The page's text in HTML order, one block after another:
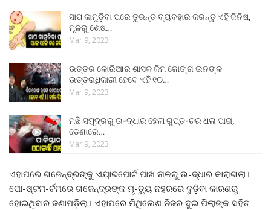
ସାପ କାମୁଡ଼ିବା ପରେ ତୁରନ୍ତ ବ୍ୟବହାର କରନ୍ତୁ ଏହି ଜିନିଷ,
ମୂଳରୁ ଶେଷ…
Mar 9, 2023
ଉତ୍ତର କୋରିଆର ଶାସକ କିମ ଜୋଙ୍ଗ ଉନଙ୍କ
ଉତ୍ତରାଧିକାରୀ ହେବେ ଏହି ୧୦…
Mar 9, 2023
ମଝି ସମୁଦ୍ରରୁ ଉ-ଦ୍ଧାର ହେଲା ଗୁପ୍ତ-ଚର ଧଳା ପାରା,
ଡେଣାରେ…
Mar 9, 2023
ଏହାପରେ ଗଜେନ୍ଦ୍ରଙ୍କୁ ଏୟାରପୋର୍ଟ ପାଖ ନାଳରୁ ଉ-ଦ୍ଧାର କାରାଗଲା।
ପୋ-ଷ୍ଟମ-ର୍ଟମରେ ଗଜେନ୍ଦ୍ରଙ୍କ ମୃ-ତ୍ୟୁ ନହରରେ ବୁଡ଼ିବା କାରଣରୁ
ହୋଇଥିବାର ଜଣାପଡ଼ିଲା। ଏହାପରେ ମିଥିଲେଶ ନିଜର ଦୁଇ ପିଲାଙ୍କ ସହିତ